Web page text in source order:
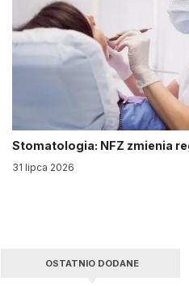
Stomatologia: NFZ zmienia
31 lipca 2026
OSTATNIO DODANE